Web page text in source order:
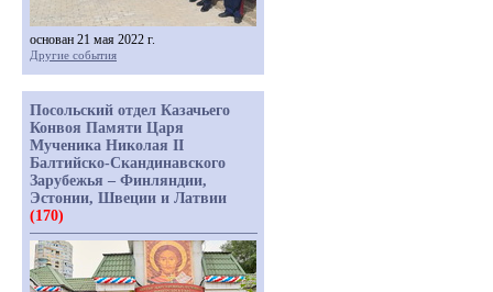
основан 21 мая 2022 г.
Другие события
Посольский отдел Казачьего
Конвоя Памяти Царя
Мученика Николая II
Балтийско-Скандинавского
Зарубежья – Финляндии,
Эстонии, Швеции и Латвии
(170)